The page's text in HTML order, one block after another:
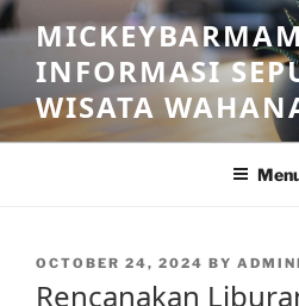
Skip
to
contentINFORMASI
WISATA
POSTED
OCTOBER 24, 2024 BY
Rencanakan